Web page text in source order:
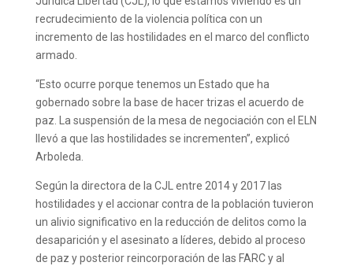
recrudecimiento de la violencia política con un
incremento de las hostilidades en el marco del conflicto
armado.
“Esto ocurre porque tenemos un Estado que ha
gobernado sobre la base de hacer trizas el acuerdo de
paz. La suspensión de la mesa de negociación con el ELN
llevó a que las hostilidades se incrementen”, explicó
Arboleda.
Según la directora de la CJL entre 2014 y 2017 las
hostilidades y el accionar contra de la población tuvieron
un alivio significativo en la reducción de delitos como la
desaparición y el asesinato a líderes, debido al proceso
de paz y posterior reincorporación de las FARC y al